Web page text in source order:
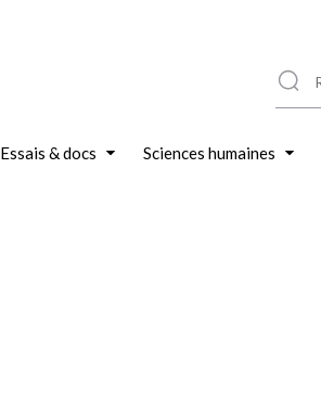
Essais & docs Sciences humaines